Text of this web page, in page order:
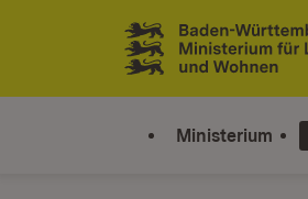
Zum Inhalt springen
Link zur Startseite
Ministerium